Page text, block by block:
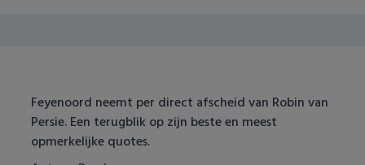
FC Utrecht
Feyenoord
Champions League
Europa League
Feyenoord neemt per direct afscheid van Robin van
Persie. Een terugblik op zijn beste en meest
opmerkelijke quotes.